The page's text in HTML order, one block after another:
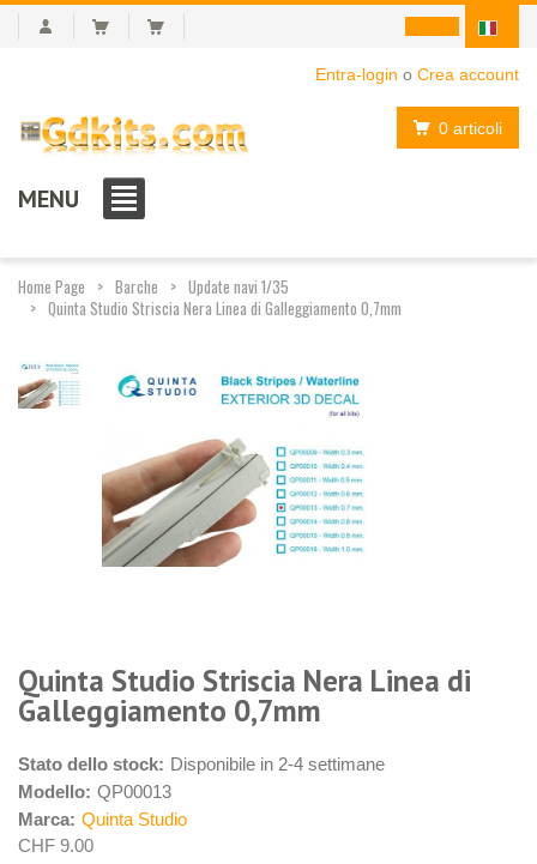
Entra-login o Crea account
0 articoli
MENU
Home Page Barche
Update navi 1/35
Quinta Studio Striscia Nera Linea di Galleggiamento 0,7mm
Quinta Studio Striscia Nera Linea di
Galleggiamento 0,7mm
Stato dello stock: Disponibile in 2-4 settimane
Modello: QP00013
Marca: Quinta Studio
CHF 9.00